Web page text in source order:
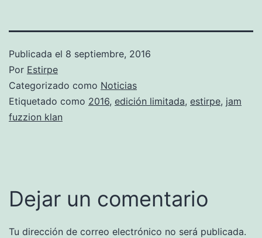
Publicada el 8 septiembre, 2016
Por Estirpe
Categorizado como Noticias
Etiquetado como 2016, edición limitada, estirpe, jam
fuzzion klan
Dejar un comentario
Tu dirección de correo electrónico no será publicada.